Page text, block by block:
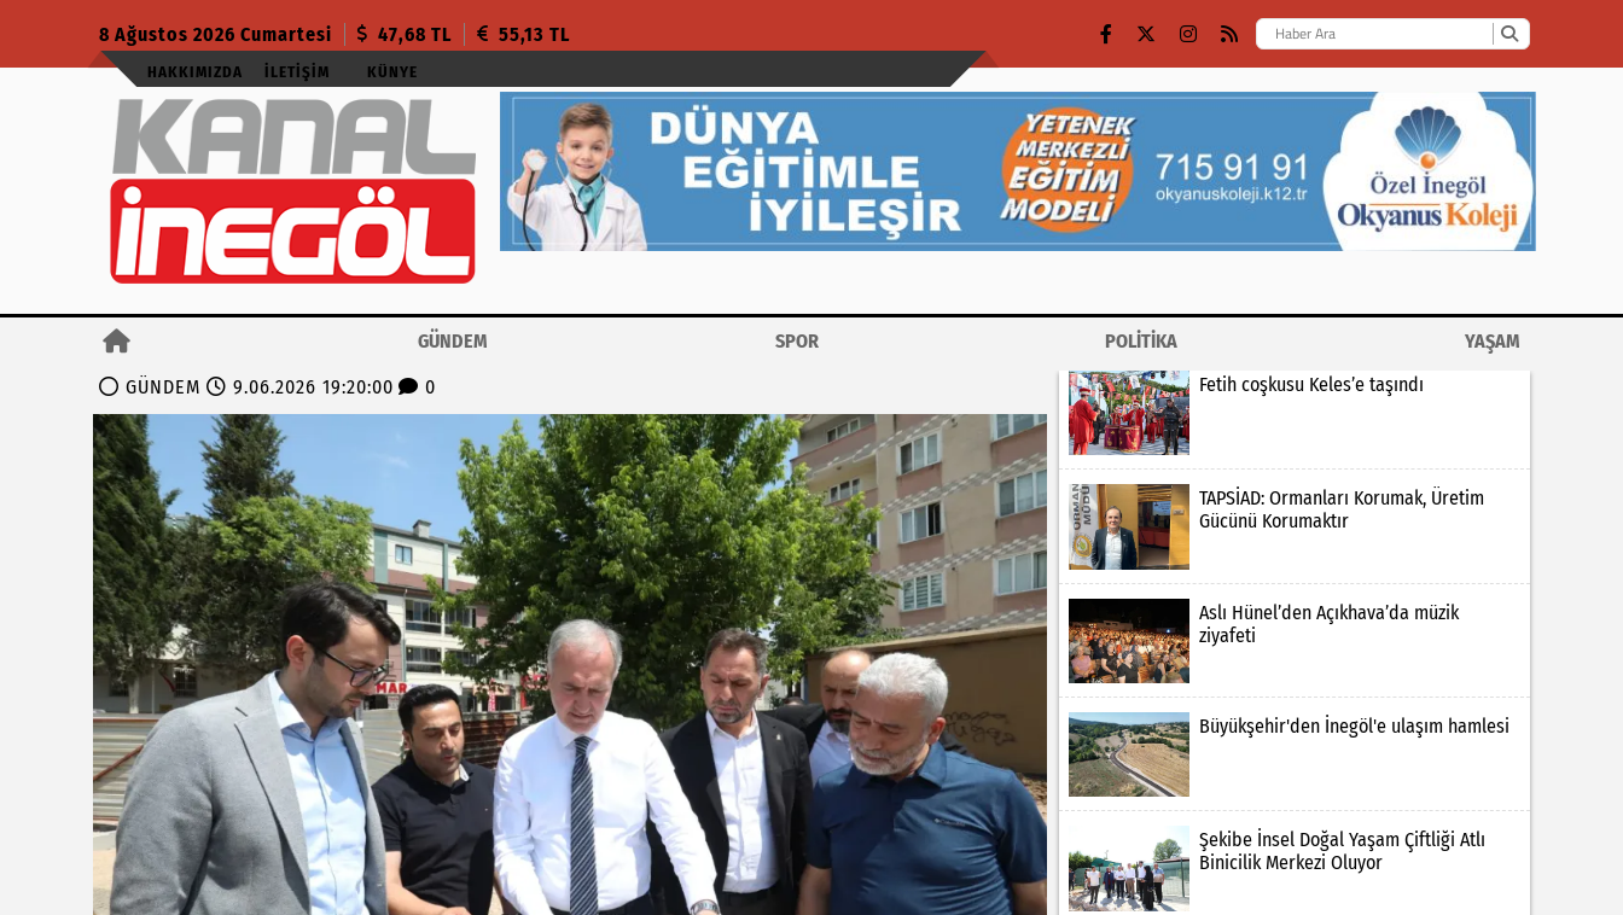
8 Ağustos 2026 Cumartesi 47,68 TL 55,13 TL
HAKKIMIZDA İLETIŞIM KÜNYE
GÜNDEM SPOR POLİTİKA
YAŞAM
GÜNDEM
9.06.2026 19:20:00 0 Fetih coşkusu Keles’e taşındı
TAPSİAD: Ormanları Korumak, Üretim
Gücünü Korumaktır
Aslı Hünel’den Açıkhava’da müzik
ziyafeti
Büyükşehir'den İnegöl'e ulaşım hamlesi
Şekibe İnsel Doğal Yaşam Çiftliği Atlı
Binicilik Merkezi Oluyor